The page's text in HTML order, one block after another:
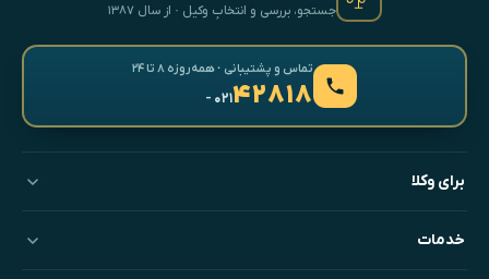
جستجو، بررسی و انتخابِ وکیل · از سال ۱۳۸۷
تماس و پشتیبانی · همه‌روزه ۸ تا ۲۴
۴۲۸۱۸- ۰۲۱
برای وکلا
خدمات